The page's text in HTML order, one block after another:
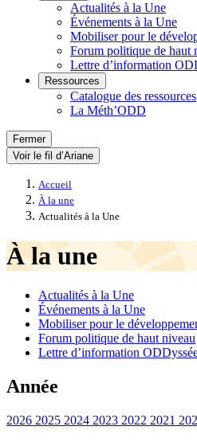
Actualités à la Une
Événements à la Une
Mobiliser pour le
Forum politique de haut
Lettre d’information
Ressources
Catalogue des ressources
La Méth’ODD
Fermer
Voir le fil d’Ariane
Accueil
À la une
Actualités à la Une
À la une
Actualités à la Une
Événements à la Une
Mobiliser pour le
Forum politique de haut niveau
Lettre d’information
Année
2026 2025 2024 2023 2022 2021